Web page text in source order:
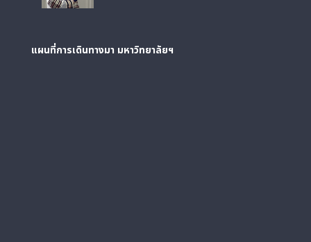
แผนที่การเดินทางมา มหาวิทยาลัยฯ